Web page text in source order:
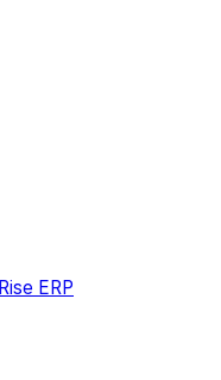
Rise ERP